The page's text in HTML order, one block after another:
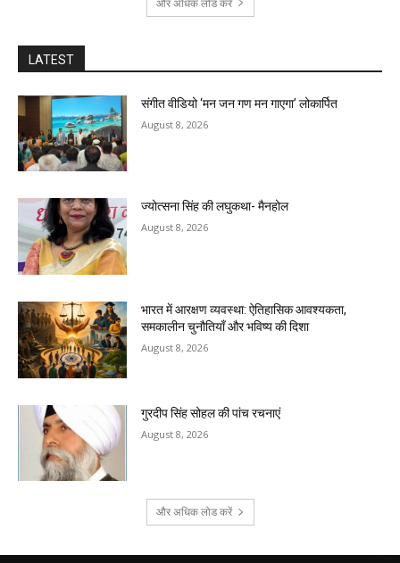
LATEST
संगीत वीडियो ‘मन जन गण मन गाएगा’ लोकार्पित
August 8, 2026
ज्योत्सना सिंह की लघुकथा- मैनहोल
August 8, 2026
भारत में आरक्षण व्यवस्था: ऐतिहासिक आवश्यकता,
समकालीन चुनौतियाँ और भविष्य की दिशा
August 8, 2026
गुरदीप सिंह सोहल की पांच रचनाएं
August 8, 2026
और अधिक लोड करें